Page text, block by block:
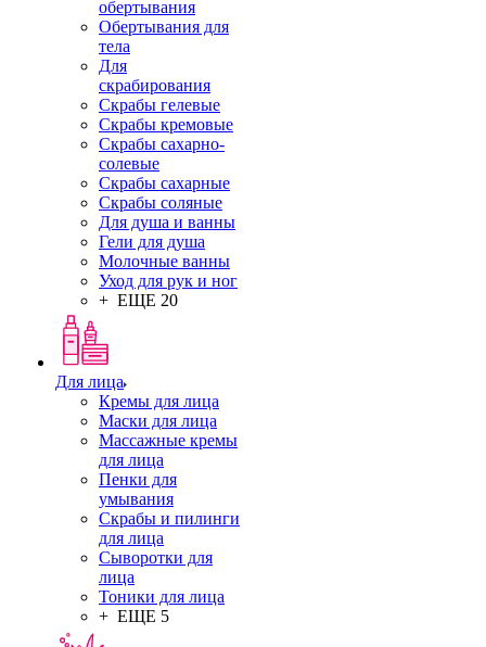
обертывания
Обертывания для
тела
Для
скрабирования
Скрабы гелевые
Скрабы кремовые
Скрабы сахарно-
солевые
Скрабы сахарные
Скрабы соляные
Для душа и ванны
Гели для душа
Молочные ванны
Уход для рук и ног
+ ЕЩЕ 20
Для лица
Кремы для лица
Маски для лица
Массажные кремы
для лица
Пенки для
умывания
Скрабы и пилинги
для лица
Сыворотки для
лица
Тоники для лица
+ ЕЩЕ 5